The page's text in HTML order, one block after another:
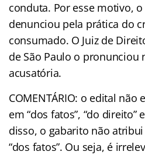
conduta. Por esse motivo,
denunciou pela prática do
consumado. O Juiz de
de São Paulo o pronunciou
acusatória.
COMENTÁRIO: o edital não
em “dos fatos”, “do direito”
disso, o gabarito não
“dos fatos”. Ou seja, é